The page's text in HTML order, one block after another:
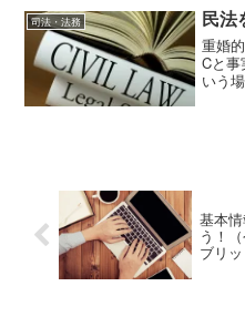
流れ
いる
司法・法務 民法
重婚
Cと事
いう
基本
う！
ブリ